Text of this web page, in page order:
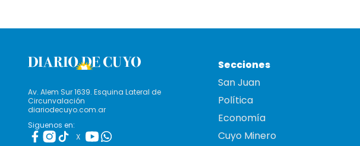
Av. Alem Sur 1639. Esquina Lateral de
Circunvalación
diariodecuyo.com.ar
Siguenos en:
X
Secciones
San Juan
Política
Economía
Cuyo Minero